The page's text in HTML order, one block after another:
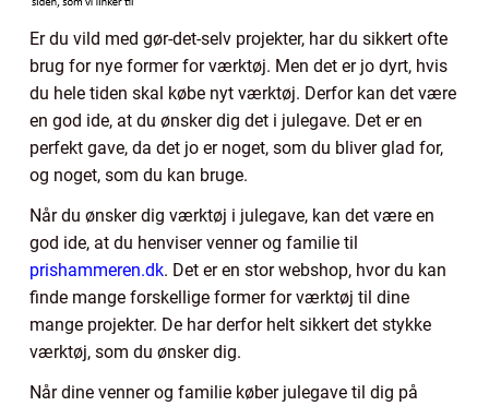
Er du vild med gør-det-selv projekter, har du sikkert ofte
brug for nye former for værktøj. Men det er jo dyrt, hvis
du hele tiden skal købe nyt værktøj. Derfor kan det være
en god ide, at du ønsker dig det i julegave. Det er en
perfekt gave, da det jo er noget, som du bliver glad for,
og noget, som du kan bruge.
Når du ønsker dig værktøj i julegave, kan det være en
god ide, at du henviser venner og familie til
prishammeren.dk. Det er en stor webshop, hvor du kan
finde mange forskellige former for værktøj til dine
mange projekter. De har derfor helt sikkert det stykke
værktøj, som du ønsker dig.
Når dine venner og familie køber julegave til dig på